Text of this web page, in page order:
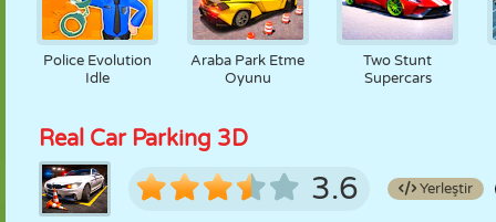
Police Evolution
Idle
Araba Park Etme
Oyunu
Two Stunt
Supercars
Real Car Parking 3D
3.6 Yerleştir